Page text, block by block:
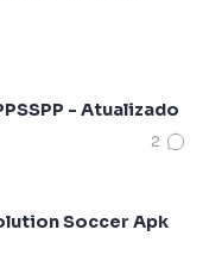
- Atualizado
Soccer Apk